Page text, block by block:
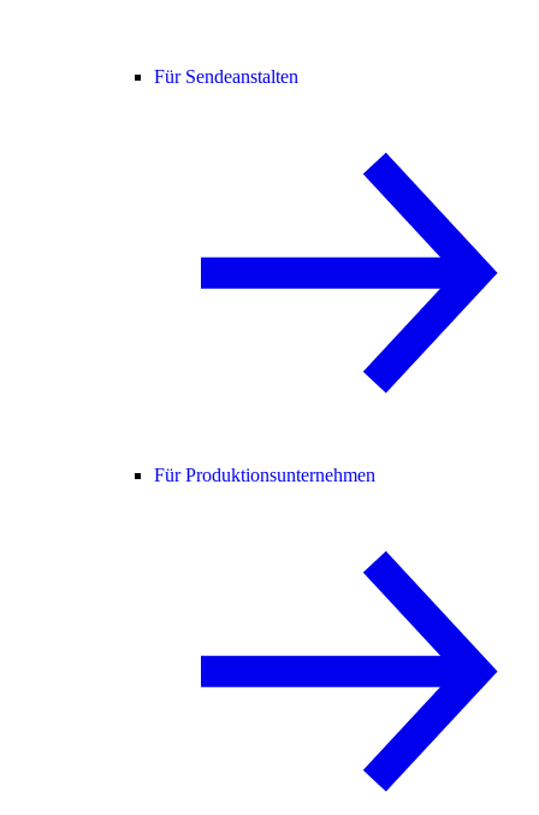
Für Sendeanstalten
Für Produktionsunternehmen